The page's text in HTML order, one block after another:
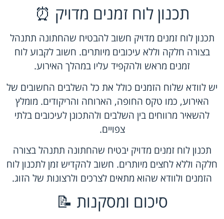
תכנון לוח זמנים מדויק ⏰
תכנון לוח זמנים מדויק חשוב להבטיח שהחתונה תתנהל
בצורה חלקה וללא עיכובים מיותרים. חשוב לקבוע לוח
זמנים מראש ולהקפיד עליו במהלך האירוע.
יש לוודא שלוח הזמנים כולל את כל השלבים החשובים של
האירוע, כמו טקס החופה, הארוחה והריקודים. מומלץ
להשאיר מרווחים בין השלבים ולהתכונן לעיכובים בלתי
צפויים.
תכנון לוח זמנים מדויק יבטיח שהחתונה תתנהל בצורה
חלקה וללא לחצים מיותרים. חשוב להקדיש זמן לתכנון לוח
הזמנים ולוודא שהוא מתאים לצרכים ולרצונות של הזוג.
סיכום ומסקנות 📝